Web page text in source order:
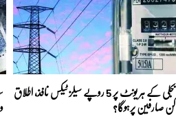
بجلی کے ہر یونٹ پر 5 روپے سیلز ٹیکس نافذ، اطلاق
کن صارفین پرہوگا؟